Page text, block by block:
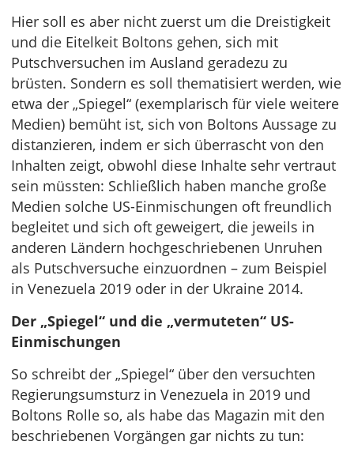
Hier soll es aber nicht zuerst um die Dreistigkeit
und die Eitelkeit Boltons gehen, sich mit
Putschversuchen im Ausland geradezu zu
brüsten. Sondern es soll thematisiert werden, wie
etwa der „Spiegel“ (exemplarisch für viele weitere
Medien) bemüht ist, sich von Boltons Aussage zu
distanzieren, indem er sich überrascht von den
Inhalten zeigt, obwohl diese Inhalte sehr vertraut
sein müssten: Schließlich haben manche große
Medien solche US-Einmischungen oft freundlich
begleitet und sich oft geweigert, die jeweils in
anderen Ländern hochgeschriebenen Unruhen
als Putschversuche einzuordnen – zum Beispiel
in Venezuela 2019 oder in der Ukraine 2014.
Der „Spiegel“ und die „vermuteten“ US-
Einmischungen
So schreibt der „Spiegel“ über den versuchten
Regierungsumsturz in Venezuela in 2019 und
Boltons Rolle so, als habe das Magazin mit den
beschriebenen Vorgängen gar nichts zu tun: